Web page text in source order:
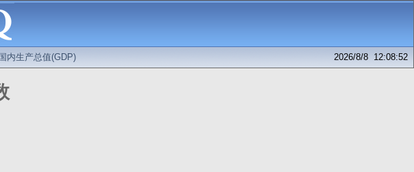
国内生产总值(GDP) 2026/8/8 12:08:52